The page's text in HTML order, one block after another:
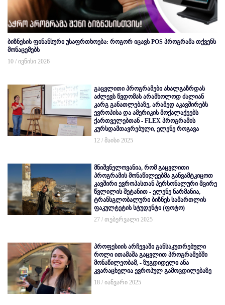
ბიზნესის ფინანსური უსაფრთხოება: როგორ იცავს POS პროგრამა თქვენს
მონაცემებს
10 / ივნისი 2026
გაცვლითი პროგრამები ახალგაზრდას
აძლევს წვდომას არამხოლოდ ძალიან
კარგ განათლებაზე, არამედ აკავშირებს
ევროპისა და ამერიკის მოქალაქეებს
ქართველებთან - FLEX პროგრამის
კურსდამთავრებული, ელენე როგავა
12 / მაისი 2025
მნიშვნელოვანია, რომ გაცვლითი
პროგრამის მონაწილეებმა განვამტკიცოთ
კავშირი ევროპასთან პერსონალური მცირე
წვლილის შეტანით - ელენე ნარმანია,
ტრანსგლობალური ბიზნეს სამართლის
ფაკულტეტის სტუდენტი (ფოტო)
27 / თებერვალი 2025
პროფესიის არჩევაში განსაკუთრებული
როლი ითამაშა გაცვლით პროგრამებში
მონაწილეობამ, - ზუგდიდელი ანა
კვარაცხელია ევროპულ გამოცდილებაზე
18 / იანვარი 2025